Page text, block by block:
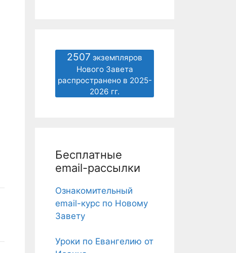
2507 экземпляров
Нового Завета
распространено в 2025-
2026 гг.
Бесплатные
email-рассылки
Ознакомительный
email-курс по Новому
Завету
Уроки по Евангелию от